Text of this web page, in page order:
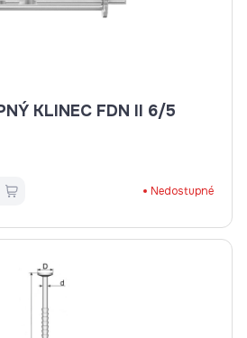
KLINEC FDN II 6/5
Nedostupné